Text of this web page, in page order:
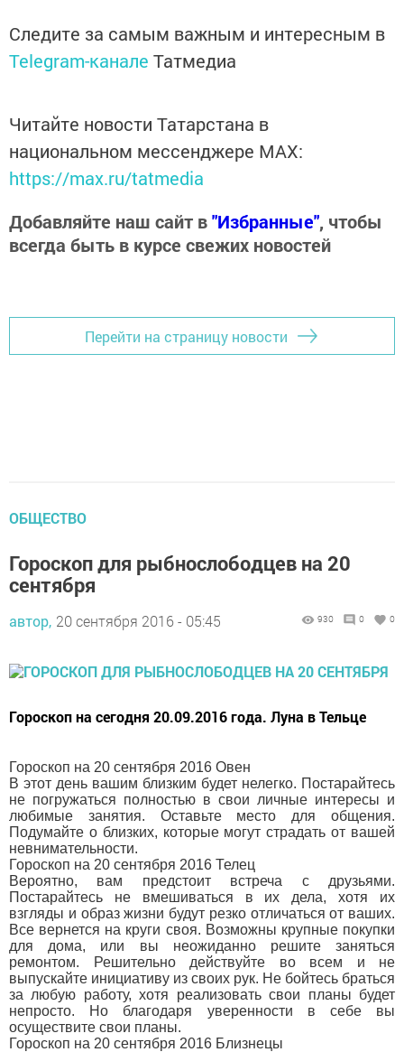
Следите за самым важным и интересным в
Telegram-канале Татмедиа
Читайте новости Татарстана в
национальном мессенджере MАХ:
https://max.ru/tatmedia
Добавляйте наш сайт в"Избранные", чтобы
всегда быть в курсе свежих новостей
Перейти на страницу новости
ОБЩЕСТВО
Гороскоп для рыбнослободцев на 20
сентября
автор, 20 сентября 2016 - 05:45 930 0 0
Гороскоп на сегодня 20.09.2016 года. Луна в Тельце
Гороскоп на 20 сентября 2016 Овен
В этот день вашим близким будет нелегко. Постарайтесь
не погружаться полностью в свои личные интересы и
любимые занятия. Оставьте место для общения.
Подумайте о близких, которые могут страдать от вашей
невнимательности.
Гороскоп на 20 сентября 2016 Телец
Вероятно, вам предстоит встреча с друзьями.
Постарайтесь не вмешиваться в их дела, хотя их
взгляды и образ жизни будут резко отличаться от ваших.
Все вернется на круги своя. Возможны крупные покупки
для дома, или вы неожиданно решите заняться
ремонтом. Решительно действуйте во всем и не
выпускайте инициативу из своих рук. Не бойтесь браться
за любую работу, хотя реализовать свои планы будет
непросто. Но благодаря уверенности в себе вы
осуществите свои планы.
Гороскоп на 20 сентября 2016 Близнецы